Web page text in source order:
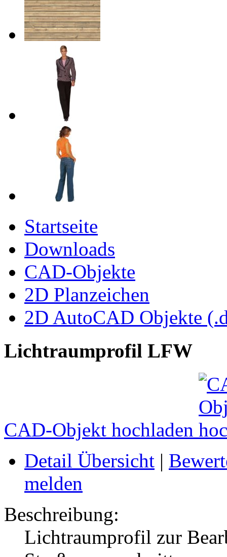
Startseite
Downloads
CAD-Objekte
2D Planzeichen
2D AutoCAD Objekte
Lichtraumprofil LFW
CAD-Objekt hochladen
Detail Übersicht |
melden
Beschreibung:
Lichtraumprofil zur